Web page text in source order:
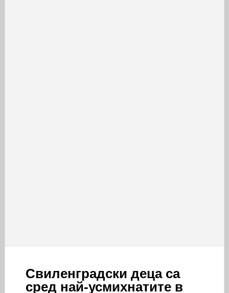
Свиленградски деца са
сред най-усмихнатите в